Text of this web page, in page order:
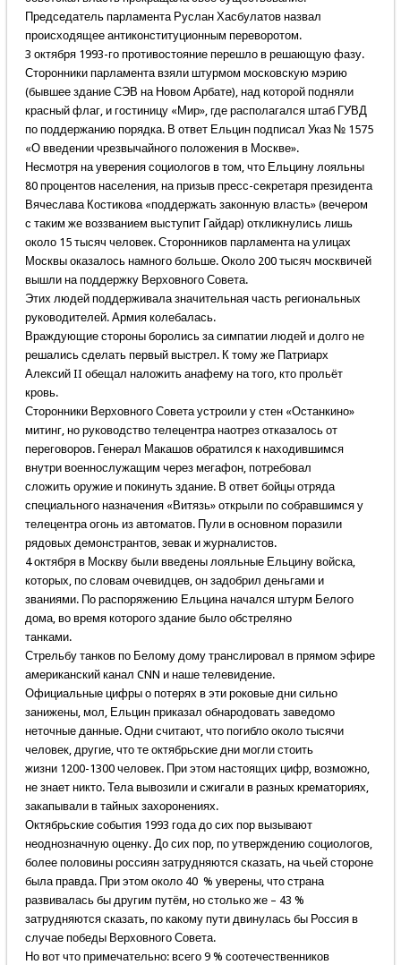
Председатель парламента Руслан Хасбулатов назвал
происходящее антиконституционным переворотом.
3 октября 1993-го противостояние перешло в решающую фазу.
Сторонники парламента взяли штурмом московскую мэрию
(бывшее здание СЭВ на Новом Арбате), над которой подняли
красный флаг, и гостиницу «Мир», где располагался штаб ГУВД
по поддержанию порядка. В ответ Ельцин подписал Указ № 1575
«О введении чрезвычайного положения в Москве».
Несмотря на уверения социологов в том, что Ельцину лояльны
80 процентов населения, на призыв пресс-секретаря президента
Вячеслава Костикова «поддержать законную власть» (вечером
с таким же воззванием выступит Гайдар) откликнулись лишь
около 15 тысяч человек. Сторонников парламента на улицах
Москвы оказалось намного больше. Около 200 тысяч москвичей
вышли на поддержку Верховного Совета.
Этих людей поддерживала значительная часть региональных
руководителей. Армия колебалась.
Враждующие стороны боролись за симпатии людей и долго не
решались сделать первый выстрел. К тому же Патриарх
Алексий II обещал наложить анафему на того, кто прольёт
кровь.
Сторонники Верховного Совета устроили у стен «Останкино»
митинг, но руководство телецентра наотрез отказалось от
переговоров. Генерал Макашов обратился к находившимся
внутри военнослужащим через мегафон, потребовал
сложить оружие и покинуть здание. В ответ бойцы отряда
специального назначения «Витязь» открыли по собравшимся у
телецентра огонь из автоматов. Пули в основном поразили
рядовых демонстрантов, зевак и журналистов.
4 октября в Москву были введены лояльные Ельцину войска,
которых, по словам очевидцев, он задобрил деньгами и
званиями. По распоряжению Ельцина начался штурм Белого
дома, во время которого здание было обстреляно
танками.
Стрельбу танков по Белому дому транслировал в прямом эфире
американский канал CNN и наше телевидение.
Официальные цифры о потерях в эти роковые дни сильно
занижены, мол, Ельцин приказал обнародовать заведомо
неточные данные. Одни считают, что погибло около тысячи
человек, другие, что те октябрьские дни могли стоить
жизни 1200-1300 человек. При этом настоящих цифр, возможно,
не знает никто. Тела вывозили и сжигали в разных крематориях,
закапывали в тайных захоронениях.
Октябрьские события 1993 года до сих пор вызывают
неоднозначную оценку. До сих пор, по утверждению социологов,
более половины россиян затрудняются сказать, на чьей стороне
была правда. При этом около 40 % уверены, что страна
развивалась бы другим путём, но столько же – 43 %
затрудняются сказать, по какому пути двинулась бы Россия в
случае победы Верховного Совета.
Но вот что примечательно: всего 9 % соотечественников